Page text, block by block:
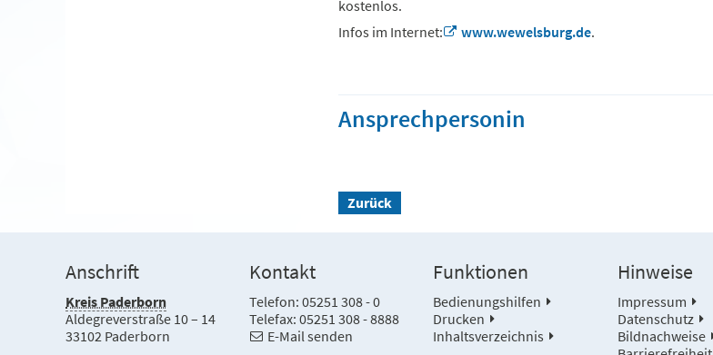
kostenlos.
Infos im Internet:
www.wewelsburg.de.
Ansprechpersonin
Zurück
Anschrift
Kreis Paderborn
Aldegreverstraße 10 – 14
33102 Paderborn
Kontakt
Telefon: 05251 308 - 0
Telefax: 05251 308 - 8888
E-Mail senden
Funktionen
Bedienungshilfen
Drucken
Inhaltsverzeichnis
Hinweise
Impressum
Datenschutz
Bildnachweise